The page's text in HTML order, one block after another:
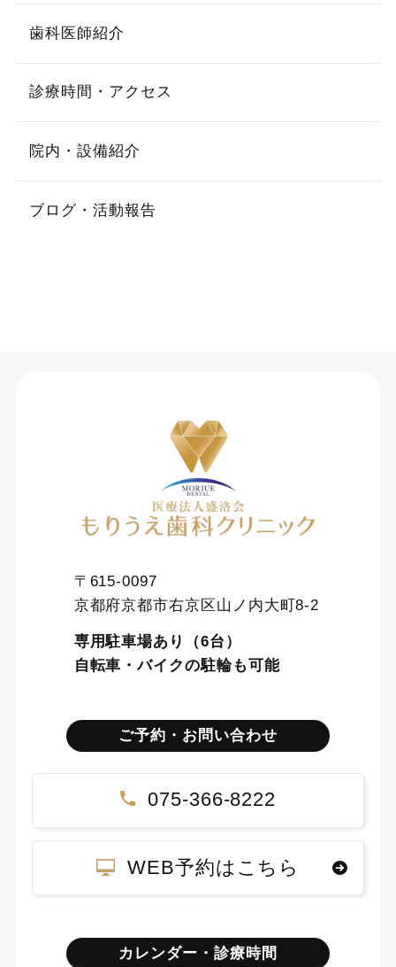
歯科医師紹介
診療時間・アクセス
院内・設備紹介
ブログ・活動報告
〒615-0097
京都府京都市右京区山ノ内大町8-2
専用駐車場あり（6台）
自転車・バイクの駐輪も可能
ご予約・お問い合わせ
075-366-8222
WEB予約はこちら
カレンダー・診療時間